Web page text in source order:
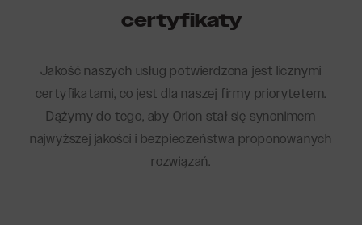
certyfikaty
Jakość naszych usług potwierdzona jest licznymi
certyfikatami, co jest dla naszej firmy priorytetem.
Dążymy do tego, aby Orion stał się synonimem
najwyższej jakości i bezpieczeństwa proponowanych
rozwiązań.